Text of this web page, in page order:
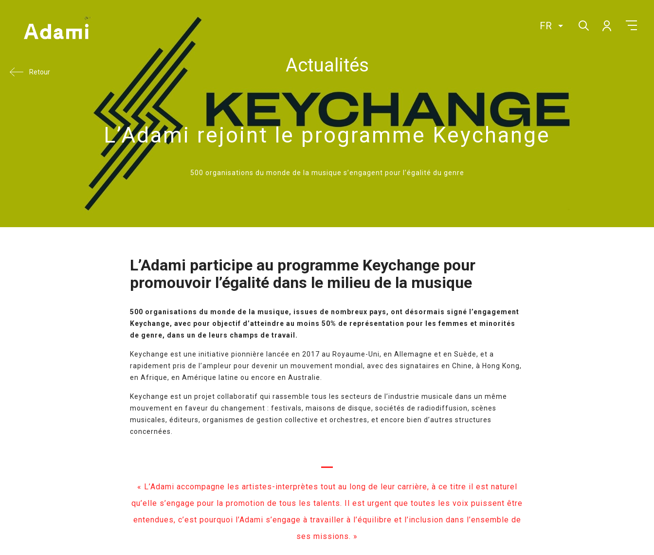
FR
Retour Actualités
L’Adami rejoint le programme Keychange
500 organisations du monde de la musique s’engagent pour l’égalité du genre
L’Adami participe au programme Keychange pour
promouvoir l’égalité dans le milieu de la musique
500 organisations du monde de la musique, issues de nombreux pays, ont désormais signé l’engagement
Keychange, avec pour objectif d’atteindre au moins 50% de représentation pour les femmes et minorités
de genre, dans un de leurs champs de travail.
Keychange est une initiative pionnière lancée en 2017 au Royaume-Uni, en Allemagne et en Suède, et a
rapidement pris de l’ampleur pour devenir un mouvement mondial, avec des signataires en Chine, à Hong Kong,
en Afrique, en Amérique latine ou encore en Australie.
Keychange est un projet collaboratif qui rassemble tous les secteurs de l’industrie musicale dans un même
mouvement en faveur du changement : festivals, maisons de disque, sociétés de radiodiffusion, scènes
musicales, éditeurs, organismes de gestion collective et orchestres, et encore bien d’autres structures
concernées.
« L’Adami accompagne les artistes-interprètes tout au long de leur carrière, à ce titre il est naturel
qu’elle s’engage pour la promotion de tous les talents. Il est urgent que toutes les voix puissent être
entendues, c’est pourquoi l’Adami s’engage à travailler à l’équilibre et l’inclusion dans l’ensemble de
ses missions. »